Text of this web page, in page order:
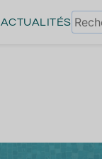
ACTUALITÉS